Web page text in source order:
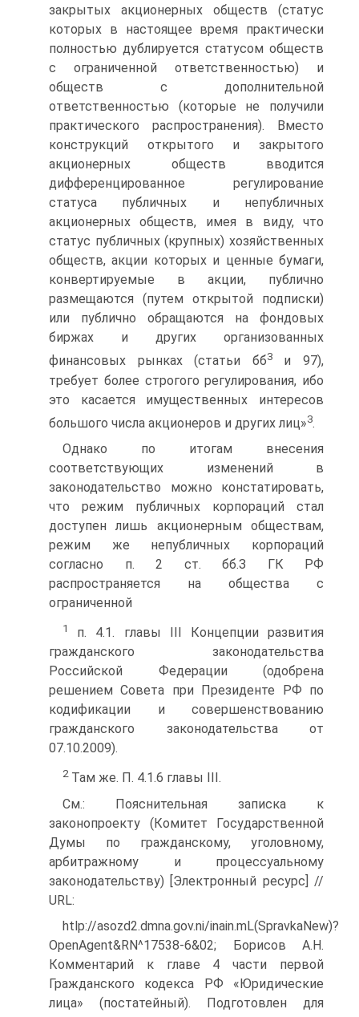
закрытых акционерных обществ (статус
которых в настоящее время практически
полностью дублируется статусом обществ
с ограниченной ответственностью) и
обществ с дополнительной
ответственностью (которые не получили
практического распространения). Вместо
конструкций открытого и закрытого
акционерных обществ вводится
дифференцированное регулирование
статуса публичных и непубличных
акционерных обществ, имея в виду, что
статус публичных (крупных) хозяйственных
обществ, акции которых и ценные бумаги,
конвертируемые в акции, публично
размещаются (путем открытой подписки)
или публично обращаются на фондовых
биржах и других организованных
финансовых рынках (статьи бб3и 97),
требует более строгого регулирования, ибо
это касается имущественных интересов
большого числа акционеров и других лиц»3.
Однако по итогам внесения
соответствующих изменений в
законодательство можно констатировать,
что режим публичных корпораций стал
доступен лишь акционерным обществам,
режим же непубличных корпораций
согласно п. 2 ст. бб.З ГК РФ
распространяется на общества с
ограниченной
1
п. 4.1. главы III Концепции развития
гражданского законодательства
Российской Федерации (одобрена
решением Совета при Президенте РФ по
кодификации и совершенствованию
гражданского законодательства от
07.10.2009).
2Там же. П. 4.1.6 главы III.
См.: Пояснительная записка к
законопроекту (Комитет Государственной
Думы по гражданскому, уголовному,
арбитражному и процессуальному
законодательству) [Электронный ресурс] //
URL:
htlp://asozd2.dmna.gov.ni/inain.mL(SpravkaNew)?
OpenAgent&RN^17538-6&02; Борисов А.Н.
Комментарий к главе 4 части первой
Гражданского кодекса РФ «Юридические
лица» (постатейный). Подготовлен для